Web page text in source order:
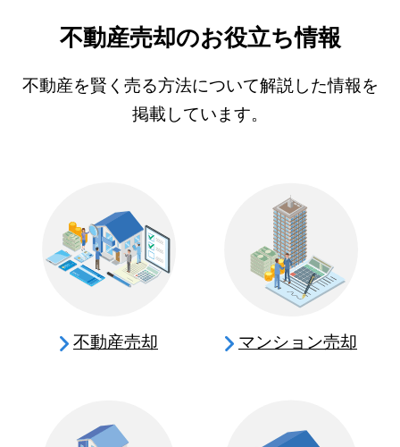
不動産売却のお役立ち情報
不動産を賢く売る方法について解説した情報を
掲載しています。
不動産売却 マンション売却